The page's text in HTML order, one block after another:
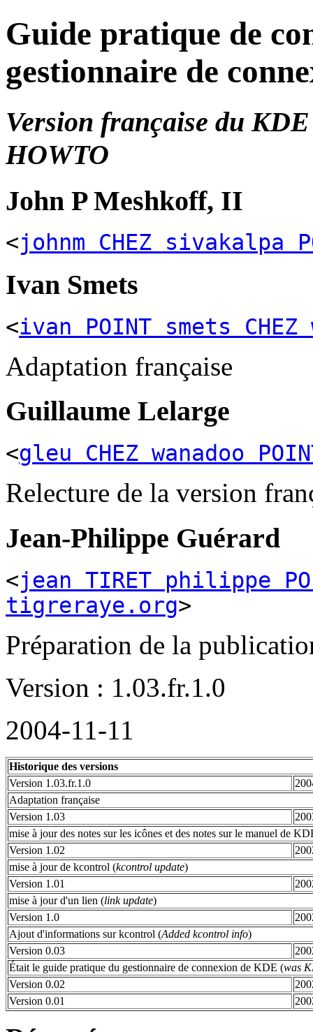
Guide pratique de
gestionnaire de
Version française du
HOWTO
John P Meshkoff, II
<johnm CHEZ sivakalpa
Ivan Smets
<ivan POINT smets
Adaptation française
Guillaume Lelarge
<gleu CHEZ wanadoo
Relecture de la version
Jean-Philippe Guérard
<jean TIRET philippe
tigreraye.org>
Préparation de la
Version : 1.03.fr.1.0
2004-11-11
Historique des versions
Version 1.03.fr.1.0
Adaptation française
Version 1.03
mise à jour des notes sur les icônes et des notes sur le manuel de
Version 1.02
mise à jour de kcontrol (kcontrol update)
Version 1.01
mise à jour d'un lien (link update)
Version 1.0
Ajout d'informations sur kcontrol (Added kcontrol info)
Version 0.03
Était le guide pratique du gestionnaire de connexion de KDE (was
Version 0.02
Version 0.01